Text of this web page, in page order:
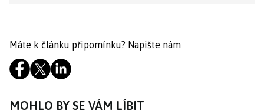
Máte k článku připomínku? Napište nám
MOHLO BY SE VÁM LÍBIT